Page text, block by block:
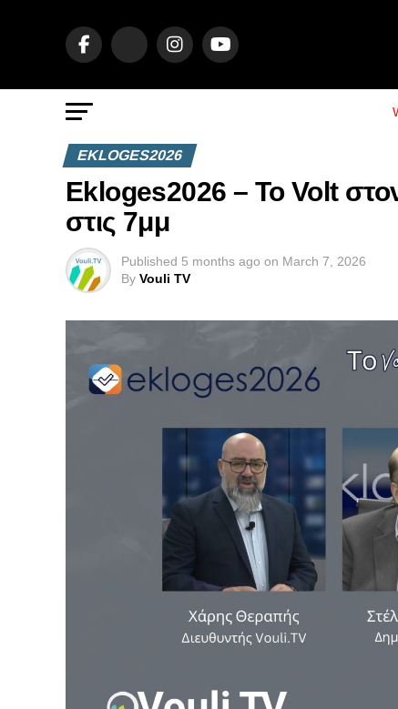
EKLOGES2026
Ekloges2026 – Το Volt
στις 7μμ
Published 5 months ago on March 7, 2026
By Vouli TV